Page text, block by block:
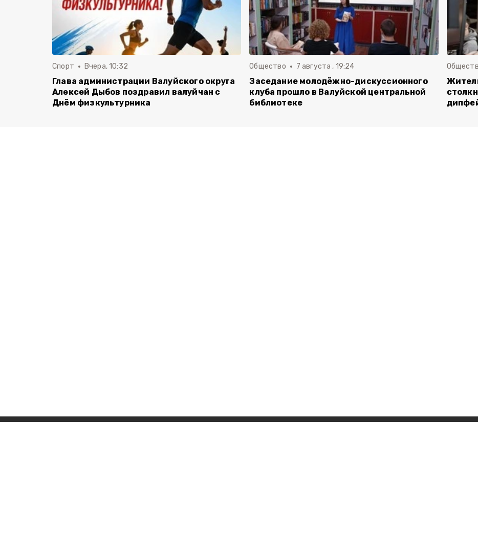
Спорт Вчера, 10:32
Глава администрации Валуйского округа
Алексей Дыбов поздравил валуйчан с
Днём физкультурника
Общество 7 августа , 19:24
Заседание молодёжно-дискуссионного
клуба прошло в Валуйской центральной
библиотеке